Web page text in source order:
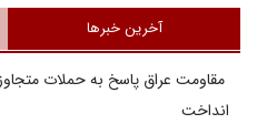
آخرین خبرها
مقاومت عراق پاسخ به حملات
انداخت